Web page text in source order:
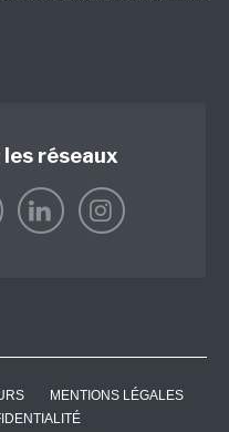
réseaux
MENTIONS LÉGALES